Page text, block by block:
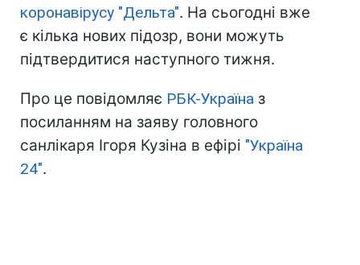
коронавірусу "Дельта". На сьогодні вже
є кілька нових підозр, вони можуть
підтвердитися наступного тижня.
Про це повідомляє РБК-Україна з
посиланням на заяву головного
санлікаря Ігоря Кузіна в ефірі "Україна
24".